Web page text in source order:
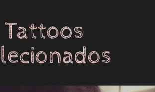
Tattoos